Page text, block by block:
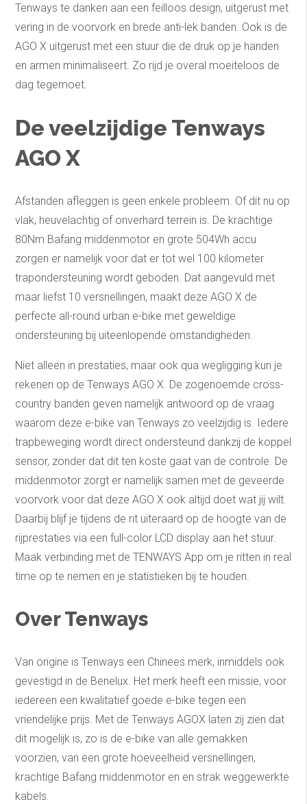
Tenways te danken aan een feilloos design, uitgerust met
vering in de voorvork en brede anti-lek banden. Ook is de
AGO X uitgerust met een stuur die de druk op je handen
en armen minimaliseert. Zo rijd je overal moeiteloos de
dag tegemoet.
De veelzijdige Tenways
AGO X
Afstanden afleggen is geen enkele probleem. Of dit nu op
vlak, heuvelachtig of onverhard terrein is. De krachtige
80Nm Bafang middenmotor en grote 504Wh accu
zorgen er namelijk voor dat er tot wel 100 kilometer
trapondersteuning wordt geboden. Dat aangevuld met
maar liefst 10 versnellingen, maakt deze AGO X de
perfecte all-round urban e-bike met geweldige
ondersteuning bij uiteenlopende omstandigheden.
Niet alleen in prestaties, maar ook qua wegligging kun je
rekenen op de Tenways AGO X. De zogenoemde cross-
country banden geven namelijk antwoord op de vraag
waarom deze e-bike van Tenways zo veelzijdig is. Iedere
trapbeweging wordt direct ondersteund dankzij de koppel
sensor, zonder dat dit ten koste gaat van de controle. De
middenmotor zorgt er namelijk samen met de geveerde
voorvork voor dat deze AGO X ook altijd doet wat jij wilt.
Daarbij blijf je tijdens de rit uiteraard op de hoogte van de
rijprestaties via een full-color LCD display aan het stuur.
Maak verbinding met de TENWAYS App om je ritten in real
time op te nemen en je statistieken bij te houden.
Over Tenways
Van origine is Tenways een Chinees merk, inmiddels ook
gevestigd in de Benelux. Het merk heeft een missie, voor
iedereen een kwalitatief goede e-bike tegen een
vriendelijke prijs. Met de Tenways AGOX laten zij zien dat
dit mogelijk is, zo is de e-bike van alle gemakken
voorzien, van een grote hoeveelheid versnellingen,
krachtige Bafang middenmotor en en strak weggewerkte
kabels.